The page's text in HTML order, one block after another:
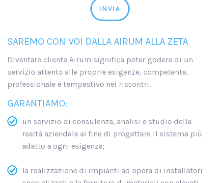
INVIA
SAREMO CON VOI DALLA AIRUM ALLA ZETA
Diventare cliente Airum significa poter godere di un
servizio attento alle proprie esigenze, competente,
professionale e tempestivo nei riscontri.
GARANTIAMO:
un servizio di consulenza, analisi e studio della
realtà aziendale al fine di progettare il sistema più
adatto a ogni esigenza;
la realizzazione di impianti ad opera di installatori